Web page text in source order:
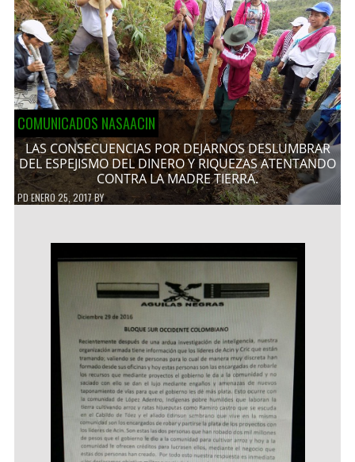
COMUNICADOS NASAACIN
LAS CONSECUENCIAS POR DEJARNOS DESLUMBRAR
DEL ESPEJISMO DEL DINERO Y RIQUEZAS ATENTANDO
CONTRA LA MADRE TIERRA.
PDENERO 25, 2017BY